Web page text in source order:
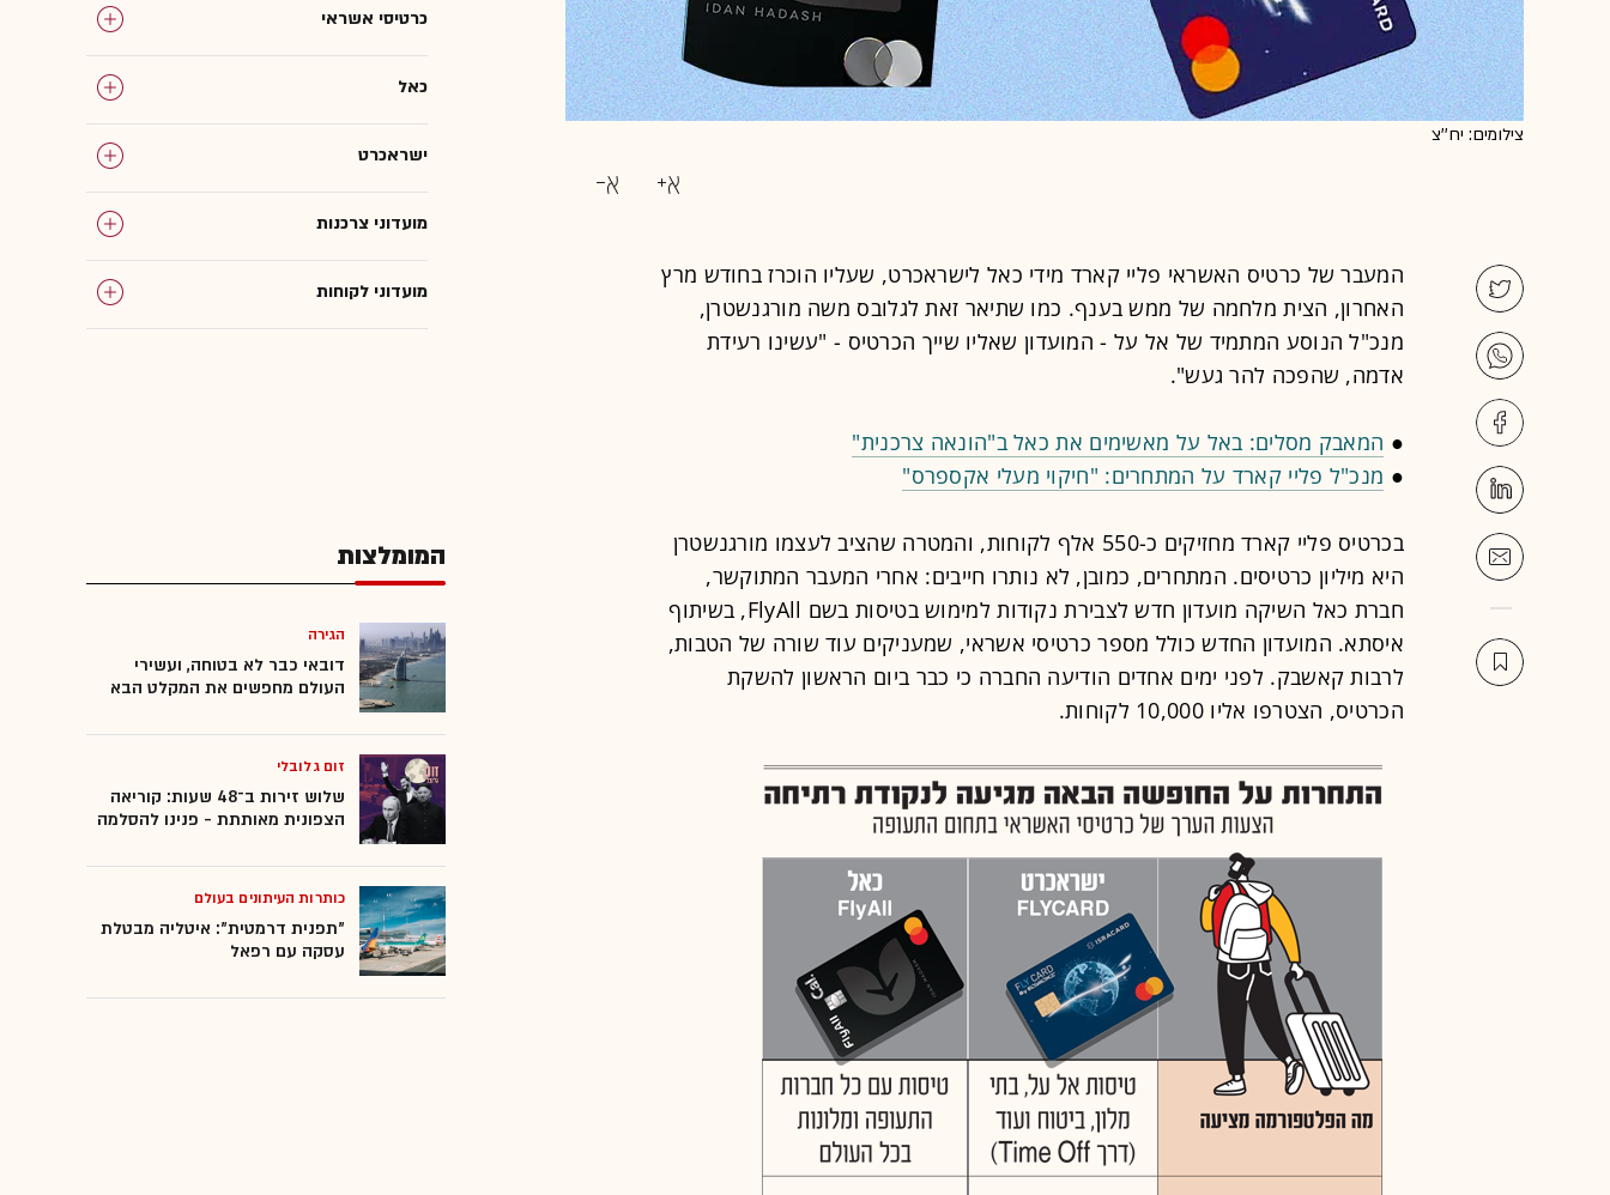
צילומים: יח''צ
המעבר של כרטיס האשראי פליי קארד מידי כאל לישראכרט, שעליו הוכרז בחודש מרץ
האחרון, הצית מלחמה של ממש בענף. כמו שתיאר זאת לגלובס משה מורגנשטרן,
מנכ"ל הנוסע המתמיד של אל על - המועדון שאליו שייך הכרטיס - "עשינו רעידת
אדמה, שהפכה להר געש".
● המאבק מסלים: באל על מאשימים את כאל ב"הונאה צרכנית"
● מנכ"ל פליי קארד על המתחרים: "חיקוי מעלי אקספרס"
בכרטיס פליי קארד מחזיקים כ-550 אלף לקוחות, והמטרה שהציב לעצמו מורגנשטרן
היא מיליון כרטיסים. המתחרים, כמובן, לא נותרו חייבים: אחרי המעבר המתוקשר,
חברת כאל השיקה מועדון חדש לצבירת נקודות למימוש בטיסות בשם FlyAll, בשיתוף
איסתא. המועדון החדש כולל מספר כרטיסי אשראי, שמעניקים עוד שורה של הטבות,
לרבות קאשבק. לפני ימים אחדים הודיעה החברה כי כבר ביום הראשון להשקת
הכרטיס, הצטרפו אליו 10,000 לקוחות.
כרטיסי אשראי
כאל
ישראכרט
מועדוני צרכנות
מועדוני לקוחות
טיסות
חברות תעופה
המומלצות
המומלצות
הגירה
דובאי כבר לא בטוחה, ועשירי
העולם מחפשים את המקלט הבא
זום גלובלי
שלוש זירות ב־48 שעות: קוריאה
הצפונית מאותתת - פנינו להסלמה
כותרות העיתונים בעולם
"תפנית דרמטית": איטליה מבטלת
עסקה עם רפאל